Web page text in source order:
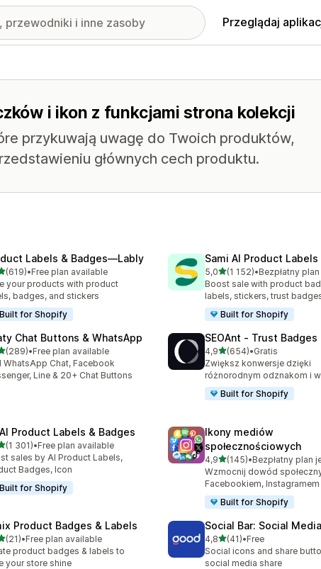
Przeglądaj
i ikon z funkcjami strona kolekcji
przykuwają uwagę do Twoich produktów,
głównych cech produktu.
Labels & Badges—Lably
5 gwiazdek
(619)liczba recenzji: 619
•Free plan available
your products with product
badges, and stickers
Built for Shopify
Sami AI Product Labels
5,0na 5 gwiazdek
(1 152)
Łączna liczba recenzji: 1152
•
Boost sale with product
labels, stickers, trust
Built for Shopify
Chat Buttons & WhatsApp
5 gwiazdek
(289)liczba recenzji: 289
•Free plan available
WhatsApp Chat, Facebook
Line & 20+ Chat Buttons
SEOAnt ‑ Trust Badges
4,9na 5 gwiazdek
(654)
Łączna liczba recenzji: 654
•Gratis
Zwiększ konwersje dzięki
różnorodnym odznakom i
Built for Shopify
Product Labels & Badges
5 gwiazdek
(1 301)
liczba recenzji: 1301
•Free plan available
sales by AI Product Labels,
Badges, Icon
Built for Shopify
Ikony mediów
społecznościowych
4,9na 5 gwiazdek
(145)
Łączna liczba recenzji: 145
•
Wzmocnij dowód
Facebookiem,
Built for Shopify
Product Badges & Labels
5 gwiazdek
(21)liczba recenzji: 21
•Free plan available
product badges & labels to
your store shine
Social Bar: Social
4,8na 5 gwiazdek
(41)
Łączna liczba recenzji: 41
•Free
Social icons and share
social media share